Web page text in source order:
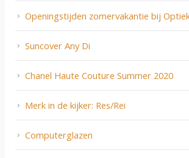
Openingstijden zomervakantie bij
Suncover Any Di
Chanel Haute Couture Summer 2020
Merk in de kijker: Res/Rei
Computerglazen